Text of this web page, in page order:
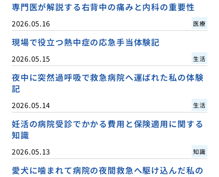
専門医が解説する右背中の痛みと内科の重要性
2026.05.16 医療
現場で役立つ熱中症の応急手当体験記
2026.05.15 生活
夜中に突然過呼吸で救急病院へ運ばれた私の体験
記
2026.05.14 生活
妊活の病院受診でかかる費用と保険適用に関する
知識
2026.05.13 知識
愛犬に噛まれて病院の夜間救急へ駆け込んだ私の